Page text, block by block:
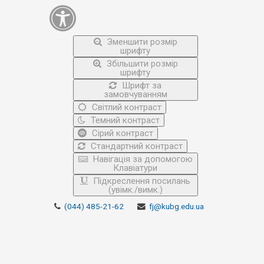
Зменшити розмір
шрифту
Збільшити розмір
шрифту
Шрифт за
замовчуванням
Світлий контраст
Темний контраст
Сірий контраст
Стандартний контраст
Навігація за допомогою
Клавіатури
Підкреслення посилань
(увімк./вимк.)
(044) 485-21-62 fj@kubg.edu.ua